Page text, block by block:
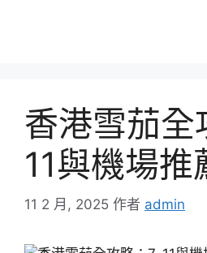
香港雪茄
11與機場推
11 2 月, 2025 作者 admin